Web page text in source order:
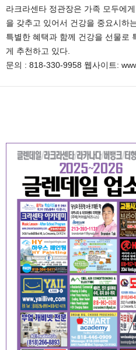
라크라센타 정관장은 가족 모두에
을 갖추고 있어서 건강을 중요시하
특별한 혜택과 함께 건강을 선물로
게 추천하고 있다.
문의 : 818-330-9958 웹사이트: